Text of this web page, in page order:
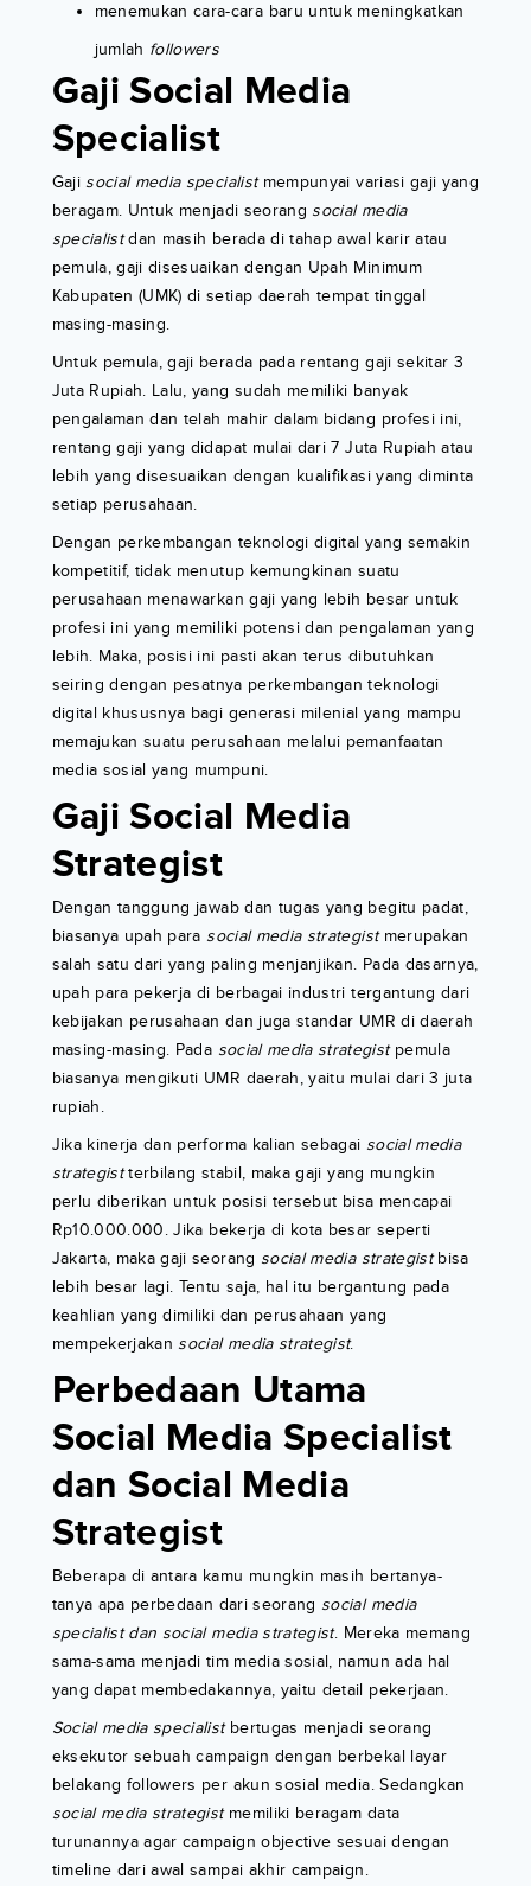
menemukan cara-cara baru untuk meningkatkan
jumlah followers
Gaji Social Media
Specialist
Gaji social media specialistmempunyai variasi gaji yang
beragam. Untuk menjadi seorang social media
specialistdan masih berada di tahap awal karir atau
pemula, gaji disesuaikan dengan Upah Minimum
Kabupaten (UMK) di setiap daerah tempat tinggal
masing-masing.
Untuk pemula, gaji berada pada rentang gaji sekitar 3
Juta Rupiah. Lalu, yang sudah memiliki banyak
pengalaman dan telah mahir dalam bidang profesi ini,
rentang gaji yang didapat mulai dari 7 Juta Rupiah atau
lebih yang disesuaikan dengan kualifikasi yang diminta
setiap perusahaan.
Dengan perkembangan teknologi digital yang semakin
kompetitif, tidak menutup kemungkinan suatu
perusahaan menawarkan gaji yang lebih besar untuk
profesi ini yang memiliki potensi dan pengalaman yang
lebih. Maka, posisi ini pasti akan terus dibutuhkan
seiring dengan pesatnya perkembangan teknologi
digital khususnya bagi generasi milenial yang mampu
memajukan suatu perusahaan melalui pemanfaatan
media sosial yang mumpuni.
Gaji Social Media
Strategist
Dengan tanggung jawab dan tugas yang begitu padat,
biasanya upah para social media strategistmerupakan
salah satu dari yang paling menjanjikan. Pada dasarnya,
upah para pekerja di berbagai industri tergantung dari
kebijakan perusahaan dan juga standar UMR di daerah
masing-masing. Pada social media strategistpemula
biasanya mengikuti UMR daerah, yaitu mulai dari 3 juta
rupiah.
Jika kinerja dan performa kalian sebagai social media
strategistterbilang stabil, maka gaji yang mungkin
perlu diberikan untuk posisi tersebut bisa mencapai
Rp10.000.000. Jika bekerja di kota besar seperti
Jakarta, maka gaji seorang social media strategistbisa
lebih besar lagi. Tentu saja, hal itu bergantung pada
keahlian yang dimiliki dan perusahaan yang
mempekerjakan social media strategist.
Perbedaan Utama
Social Media Specialist
dan Social Media
Strategist
Beberapa di antara kamu mungkin masih bertanya-
tanya apa perbedaan dari seorang social media
specialist dan social media strategist. Mereka memang
sama-sama menjadi tim media sosial, namun ada hal
yang dapat membedakannya, yaitu detail pekerjaan.
Social media specialistbertugas menjadi seorang
eksekutor sebuah campaign dengan berbekal layar
belakang followers per akun sosial media. Sedangkan
social media strategistmemiliki beragam data
turunannya agar campaign objective sesuai dengan
timeline dari awal sampai akhir campaign.